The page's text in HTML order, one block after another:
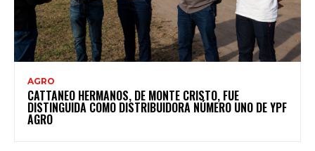
AGRO
CATTANEO HERMANOS, DE MONTE CRISTO, FUE
DISTINGUIDA COMO DISTRIBUIDORA NÚMERO UNO DE YPF
AGRO